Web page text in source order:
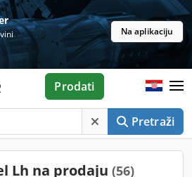
Na aplikaciju
Pretraži
Prodati
Lh na prodaju (56)